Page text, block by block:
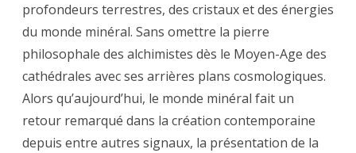
profondeurs terrestres, des cristaux et des énergies
du monde minéral. Sans omettre la pierre
philosophale des alchimistes dès le Moyen-Age des
cathédrales avec ses arrières plans cosmologiques.
Alors qu’aujourd’hui, le monde minéral fait un
retour remarqué dans la création contemporaine
depuis entre autres signaux, la présentation de la